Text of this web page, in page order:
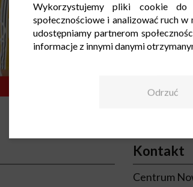
Kontakt
Centrum
Wykorzystujemy pliki cookie
społecznościowe i analizować ruch
udostępniamy partnerom
informacje z innymi danymi
Odrzuć